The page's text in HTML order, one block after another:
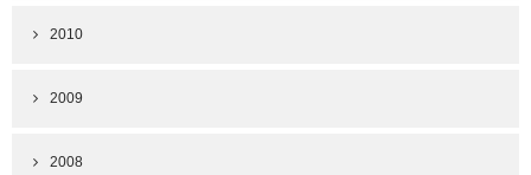
2010
2009
2008